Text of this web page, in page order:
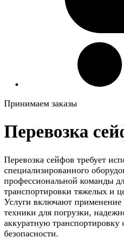
Принимаем заказы
Перевозка
Перевозка сейфов требует
специализированного
профессиональной команды
транспортировки тяжелых и
Услуги включают применение
техники для погрузки,
аккуратную
безопасности.